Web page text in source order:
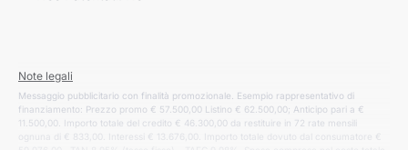
Note legali
Messaggio pubblicitario con finalità promozionale. Esempio rappresentativo di
finanziamento: Prezzo promo € 57.500,00 Listino € 62.500,00; Anticipo pari a €
11.500,00. Importo totale del credito € 46.300,00 da restituire in 72 rate mensili
ognuna di € 833,00. Interessi € 13.676,00. Importo totale dovuto dal consumatore €